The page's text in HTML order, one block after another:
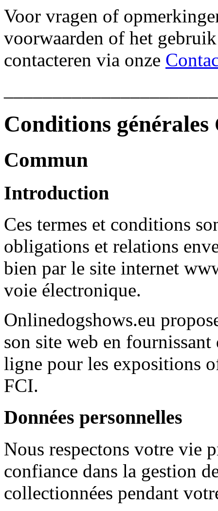
Voor vragen of
voorwaarden of het
contacteren via onze
Conditions générales
Commun
Introduction
Ces termes et conditions
obligations et relations
bien par le site internet
voie électronique.
Onlinedogshows.eu
son site web en
ligne pour les expositions
FCI.
Données personnelles
Nous respectons votre vie
confiance dans la gestion
collectionnées pendant